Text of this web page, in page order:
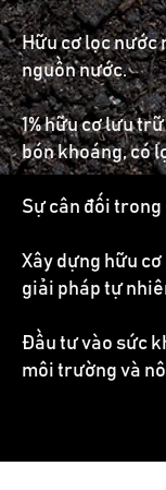
Hữu cơ lọc nước
nguồn nước.
1% hữu cơ lưu
bón khoáng, có
Sự cân đối
Xây dựng hữu
giải pháp tự
Đầu tư vào sức
môi trường và